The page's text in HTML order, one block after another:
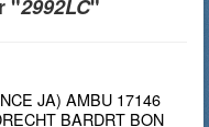
"2992LC"
JA) AMBU 17146
BARDRT BON